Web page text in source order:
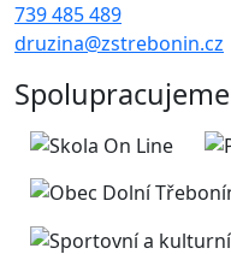
739 485 489
druzina@zstrebonin.cz
Spolupracujeme